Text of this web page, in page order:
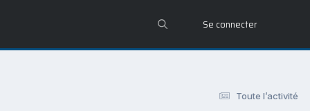
Se connecter
Toute l’activité